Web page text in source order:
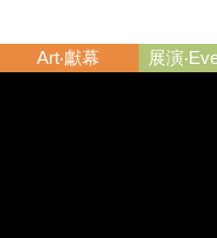
Art‧獻幕 展演